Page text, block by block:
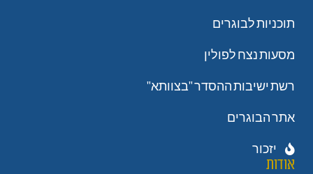
תוכניות לבוגרים
מסעות נצח לפולין
רשת ישיבות ההסדר "בצוותא"
אתר הבוגרים
יזכור
אודות